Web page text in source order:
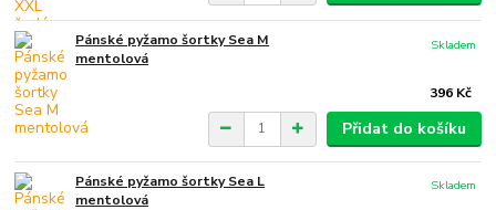
Pánské pyžamo šortky Sea M
mentolová
396 Kč
Skladem
Přidat do košíku
Pánské pyžamo šortky Sea L
mentolová
Skladem